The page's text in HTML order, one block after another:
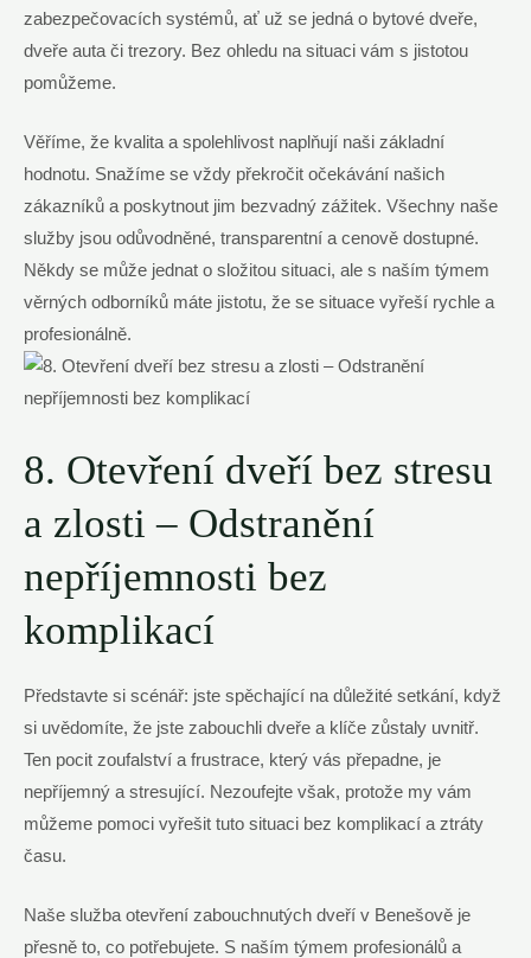
zabezpečovacích systémů, ať už se jedná o bytové dveře,
dveře auta či trezory. Bez ohledu na situaci vám s jistotou
pomůžeme.
Věříme, že kvalita a spolehlivost naplňují naši základní
hodnotu. Snažíme se vždy překročit očekávání našich
zákazníků a poskytnout jim bezvadný zážitek. Všechny naše
služby jsou odůvodněné, transparentní a cenově dostupné.
Někdy se může jednat o složitou situaci, ale s naším týmem
věrných odborníků máte jistotu, že se situace vyřeší rychle a
profesionálně.
8. Otevření dveří bez stresu
a zlosti – Odstranění
nepříjemnosti bez
komplikací
Představte si scénář: jste spěchající na důležité setkání, když
si uvědomíte, že jste zabouchli dveře a klíče zůstaly uvnitř.
Ten pocit zoufalství a frustrace, který vás přepadne, je
nepříjemný a stresující. Nezoufejte však, protože my vám
můžeme pomoci vyřešit tuto situaci bez komplikací a ztráty
času.
Naše služba otevření zabouchnutých dveří v Benešově je
přesně to, co potřebujete. S naším týmem profesionálů a